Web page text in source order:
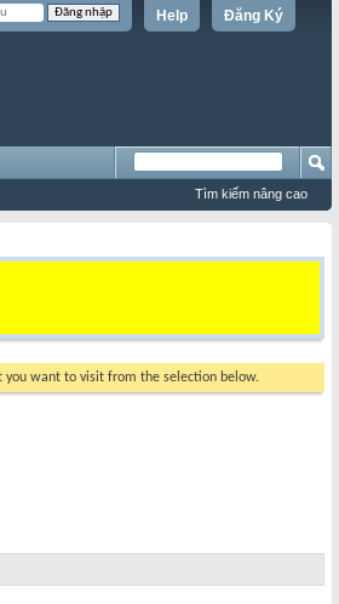
Đăng Ký
Help
Tìm kiếm nâng cao
you want to visit from the selection below.